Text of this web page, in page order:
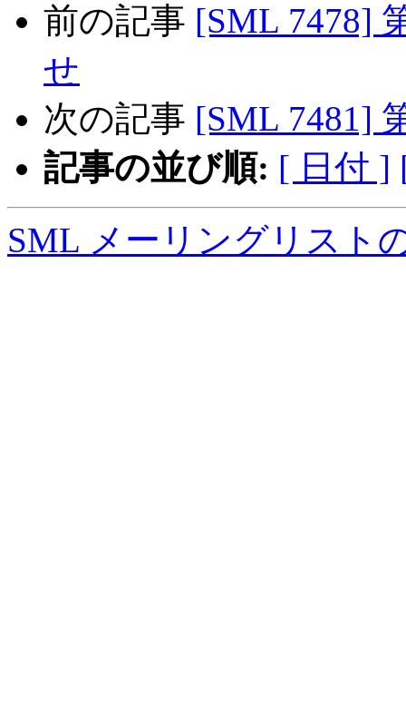
前の記事 [SML 7478]
せ
次の記事 [SML 7481]
記事の並び順: [ 日付 ]
SML メーリングリスト